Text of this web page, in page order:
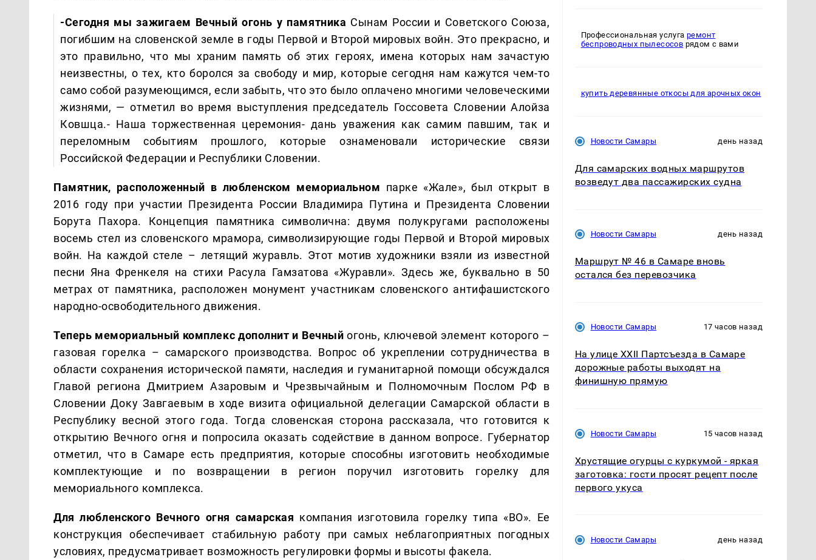
-Сегодня мы зажигаем Вечный огонь у памятника Сынам России и Советского Союза,
погибшим на словенской земле в годы Первой и Второй мировых войн. Это прекрасно, и
это правильно, что мы храним память об этих героях, имена которых нам зачастую
неизвестны, о тех, кто боролся за свободу и мир, которые сегодня нам кажутся чем-то
само собой разумеющимся, если забыть, что это было оплачено многими человеческими
жизнями, — отметил во время выступления председатель Госсовета Словении Алойза
Ковшца.- Наша торжественная церемония- дань уважения как самим павшим, так и
переломным событиям прошлого, которые ознаменовали исторические связи
Российской Федерации и Республики Словении.
Памятник, расположенный в любленском мемориальном парке «Жале», был открыт в
2016 году при участии Президента России Владимира Путина и Президента Словении
Борута Пахора. Концепция памятника символична: двумя полукругами расположены
восемь стел из словенского мрамора, символизирующие годы Первой и Второй мировых
войн. На каждой стеле – летящий журавль. Этот мотив художники взяли из известной
песни Яна Френкеля на стихи Расула Гамзатова «Журавли». Здесь же, буквально в 50
метрах от памятника, расположен монумент участникам словенского антифашистского
народно-освободительного движения.
Теперь мемориальный комплекс дополнит и Вечный огонь, ключевой элемент которого –
газовая горелка – самарского производства. Вопрос об укреплении сотрудничества в
области сохранения исторической памяти, наследия и гуманитарной помощи обсуждался
Главой региона Дмитрием Азаровым и Чрезвычайным и Полномочным Послом РФ в
Словении Доку Завгаевым в ходе визита официальной делегации Самарской области в
Республику весной этого года. Тогда словенская сторона рассказала, что готовится к
открытию Вечного огня и попросила оказать содействие в данном вопросе. Губернатор
отметил, что в Самаре есть предприятия, которые способны изготовить необходимые
комплектующие и по возвращении в регион поручил изготовить горелку для
мемориального комплекса.
Для любленского Вечного огня самарская компания изготовила горелку типа «ВО». Ее
конструкция обеспечивает стабильную работу при самых неблагоприятных погодных
условиях, предусматривает возможность регулировки формы и высоты факела.
Профессиональная услуга ремонт
беспроводных пылесосов рядом с вами
купить деревянные откосы для арочных окон
Новости Самары день назад
Для самарских водных маршрутов
возведут два пассажирских судна
Новости Самары день назад
Маршрут № 46 в Самаре вновь
остался без перевозчика
Новости Самары 17 часов назад
На улице XXII Партсъезда в Самаре
дорожные работы выходят на
финишную прямую
Новости Самары 15 часов назад
Хрустящие огурцы с куркумой - яркая
заготовка: гости просят рецепт после
первого укуса
Новости Самары день назад